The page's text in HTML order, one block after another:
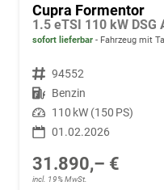
Cupra Formentor
1.5 eTSI 110 kW DSG
sofort lieferbar Fahrzeug mit
Fahrzeugnr. 94552
Kraftstoff Benzin
Leistung 110 kW (150 PS)
01.02.2026
31.890,– €
incl. 19% MwSt.